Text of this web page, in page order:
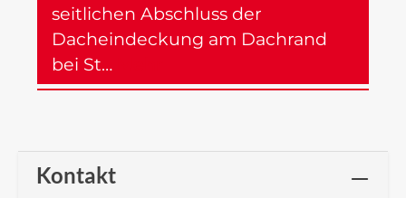
seitlichen Abschluss der
Dacheindeckung am Dachrand
bei St…
Kontakt